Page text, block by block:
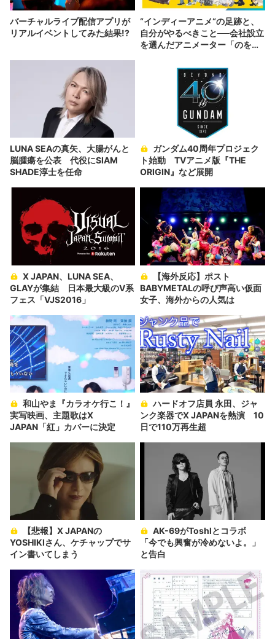
バーチャルライブ配信アプリが
リアルイベントしてみた結果!?
“インディーアニメ“の足跡と、
自分がやるべきこと──会社設立
を選んだアニメーター「のを
LUNA SEAの真矢、大腸がんと
脳腫瘍を公表 代役にSIAM
SHADE淳士を任命
ト始動 TVアニメ版『THE
ORIGIN』など展開
GLAYが集結 日本最大級のV系
フェス「VJS2016」
BABYMETALの呼び声高い仮面
女子、海外からの人気は
実写映画、主題歌はX
JAPAN「紅」カバーに決定
ハードオフ店員 永田、ジャ
ンク楽器でX JAPANを熱演 10
日で110万再生超
YOSHIKIさん、ケチャップでサ
イン書いてしまう
「今でも興奮が冷めないよ。」
と告白